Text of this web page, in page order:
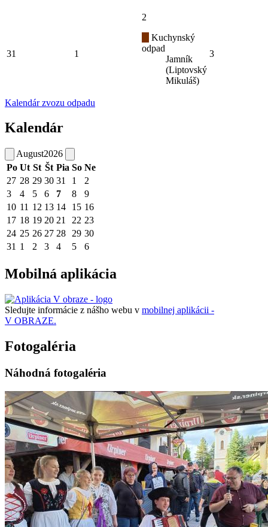
31 1
2
Kuchynský
odpad
Jamník
(Liptovský
Mikuláš)
3
Kalendár zvozu odpadu
Kalendár
August2026
Po Ut St Št Pia So Ne
27 28 29 30 31 1
2
3
4 5 6 7 8
9
10 11 12 13 14 15 16
17 18 19 20 21 22 23
24 25 26 27 28 29 30
31 1 2 3 4 5 6
Mobilná aplikácia
Sledujte informácie z nášho webu v mobilnej aplikácii -
V OBRAZE.
Fotogaléria
Náhodná fotogaléria